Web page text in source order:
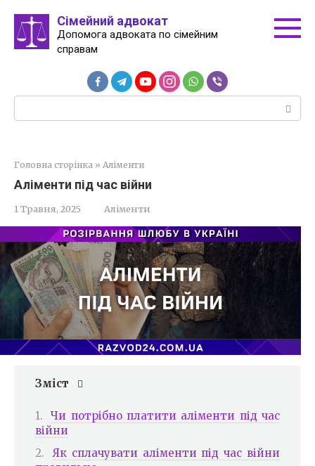
вмісту
Сімейний адвокат
Допомога адвоката по сімейним
справам
Головна сторінка » Аліменти
Аліменти під час війни
1 Травня, 2025 Аліменти
Зміст
Чи потрібно платити аліменти під час
війни
Як сплачувати аліменти під час війни